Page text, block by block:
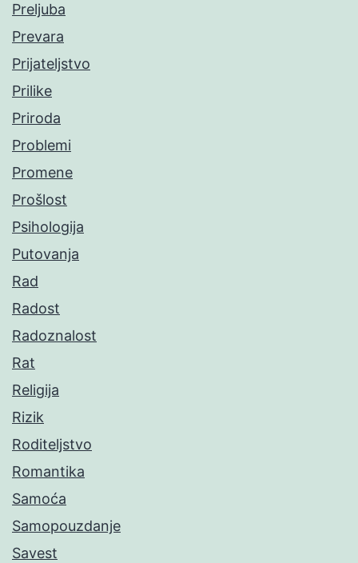
Preljuba
Prevara
Prijateljstvo
Prilike
Priroda
Problemi
Promene
Prošlost
Psihologija
Putovanja
Rad
Radost
Radoznalost
Rat
Religija
Rizik
Roditeljstvo
Romantika
Samoća
Samopouzdanje
Savest